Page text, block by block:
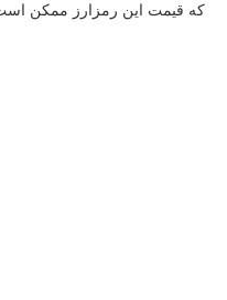
که قیمت این رمزارز ممکن